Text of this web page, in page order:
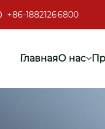
+86-18821266800
ГлавнаяО нас